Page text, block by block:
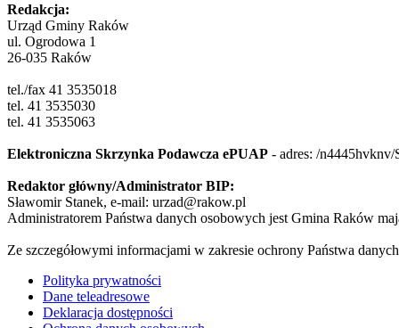
Redakcja:
Urząd Gminy Raków
ul. Ogrodowa 1
26-035 Raków
tel./fax 41 3535018
tel. 41 3535030
tel. 41 3535063
Elektroniczna Skrzynka Podawcza ePUAP - adres: /n4445hvknv/
Redaktor główny/Administrator BIP:
Sławomir Stanek, e-mail: urzad@rakow.pl
Administratorem Państwa danych osobowych jest Gmina Raków
Ze szczegółowymi informacjami w zakresie ochrony Państwa
Polityka prywatności
Dane teleadresowe
Deklaracja dostępności